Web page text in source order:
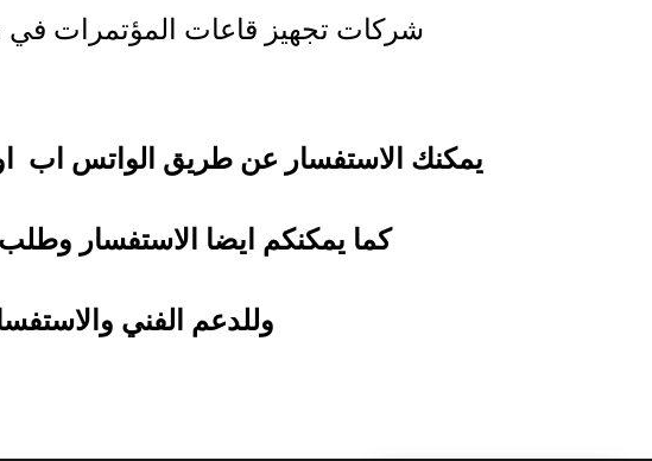
شركات تجهيز قاعات المؤتمرات
يمكنك الاستفسار عن طريق الواتس اب
كما يمكنكم ايضا الاستفسار
وللدعم الفني